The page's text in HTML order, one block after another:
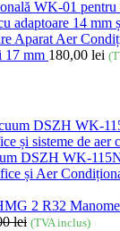
Aparat Aer
17 mm 180,00 lei
DSZH WK-
și Aer
lei (TVA inclus)